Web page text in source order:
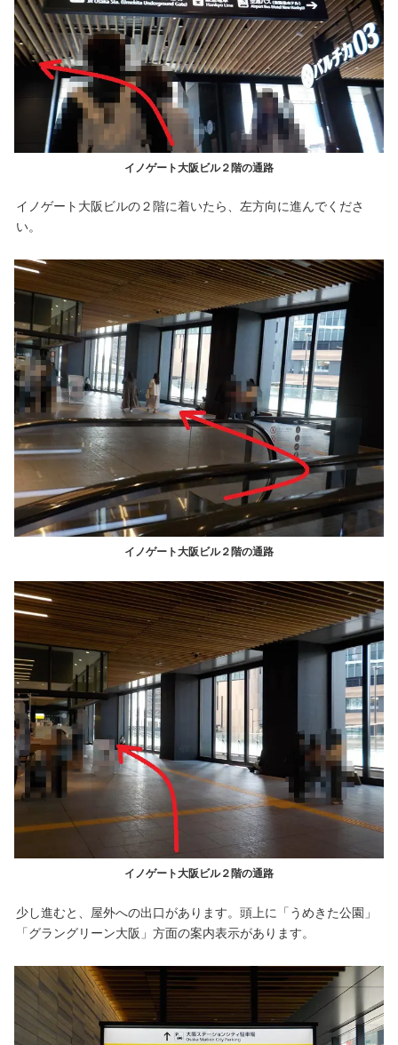
イノゲート大阪ビル２階の通路
イノゲート大阪ビルの２階に着いたら、左方向に進んでくださ
い。
イノゲート大阪ビル２階の通路
イノゲート大阪ビル２階の通路
少し進むと、屋外への出口があります。頭上に「うめきた公園」
「グラングリーン大阪」方面の案内表示があります。